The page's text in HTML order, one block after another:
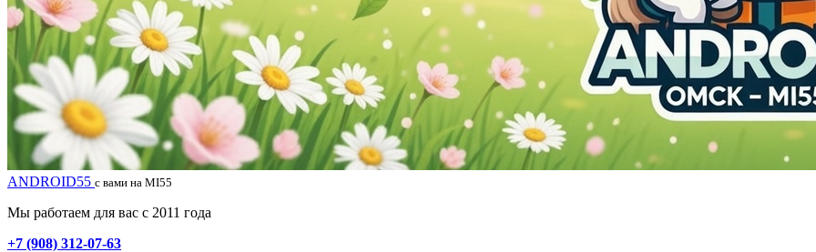
ANDROID55 с вами на MI55
Мы работаем для вас с 2011 года
+7 (908) 312-07-63